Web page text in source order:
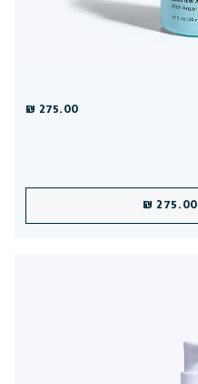
275.00 ₪
275.00 ₪